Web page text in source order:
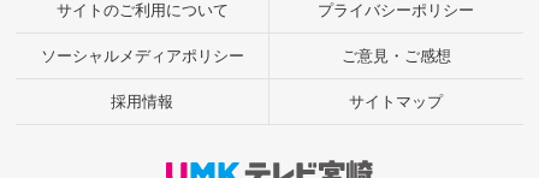
サイトのご利用について プライバシーポリシー
ソーシャルメディアポリシー ご意見・ご感想
採用情報 サイトマップ